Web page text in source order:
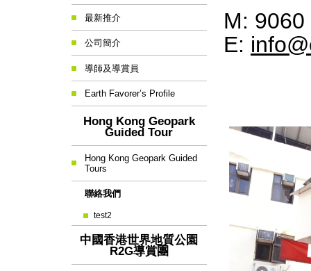
最新推介
公司簡介
導師及導賞員
Earth Favorer’s Profile
Hong Kong Geopark
Guided Tour
Hong Kong Geopark Guided
Tours
聯絡我們
test2
中國香港世界地質公園
R2G導賞團
M:
E: